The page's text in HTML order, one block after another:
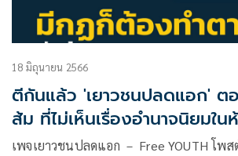
18 มิถุนายน 2566
ตีกันแล้ว 'เยาวชนปลดแอก' ต
ส้ม ที่ไม่เห็นเรื่องอำนาจนิยมใ
น้องหยก
เพจเยาวชนปลดแอก － Free YOUTH โพ